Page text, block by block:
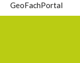
GeoFachPortal